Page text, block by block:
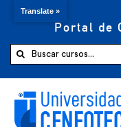
Portal de
Buscar:
Translate »